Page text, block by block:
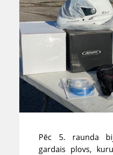
Pēc 5. raunda
gardais plovs,